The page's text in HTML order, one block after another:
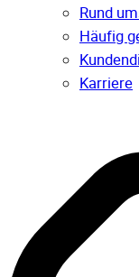
Rund
Häufig
Karriere